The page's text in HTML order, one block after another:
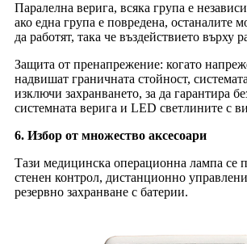
Паралелна верига, всяка група е
ако една група е повредена, останалите
да работят, така че въздействието върху
Защита от пренапрежение: когато
надвишат граничната стойност,
изключи захранването, за да гарантира
системната верига и LED светлините с
6. Избор от множество аксесоари
Тази медицинска операционна лампа се
стенен контрол, дистанционно
резервно захранване с батерии.